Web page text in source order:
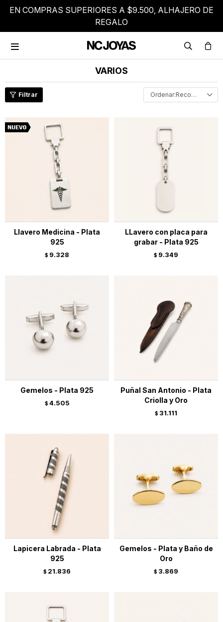
EN COMPRAS SUPERIORES A $9.500, ALHAJERO DE
REGALO

VARIOS
Recomendados
Llavero Medicina - Plata
925
$ 9.328
LLavero con placa para
grabar - Plata 925
$ 9.349
Gemelos - Plata 925
$ 4.505
Puñal San Antonio - Plata
Criolla y Oro
$ 31.111
Lapicera Labrada - Plata
925
$ 21.836
Gemelos - Plata y Baño de
Oro
$ 3.869